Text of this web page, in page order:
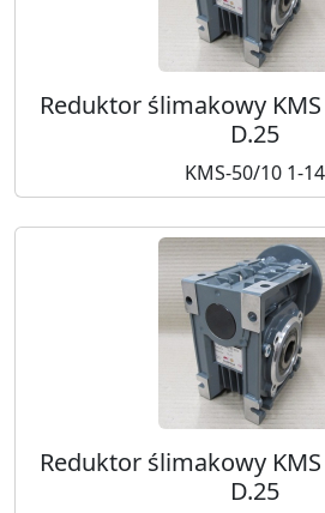
Reduktor ślimakowy
D.25
KMS-50/10 1-14
Reduktor ślimakowy
D.25